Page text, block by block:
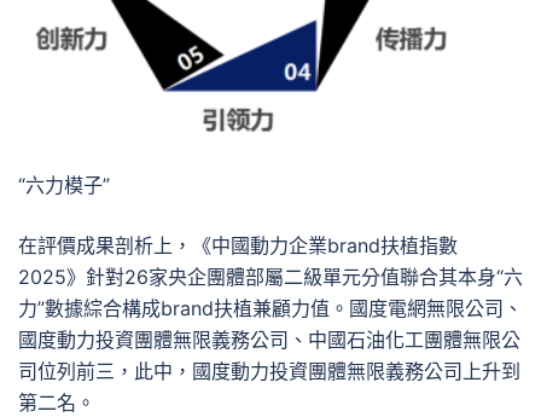
“六力模子”
在評價成果剖析上，《中國動力企業brand扶植指數
2025》針對26家央企團體部屬二級單元分值聯合其本身“六
力”數據綜合構成brand扶植兼顧力值。國度電網無限公司、
國度動力投資團體無限義務公司、中國石油化工團體無限公
司位列前三，此中，國度動力投資團體無限義務公司上升到
第二名。